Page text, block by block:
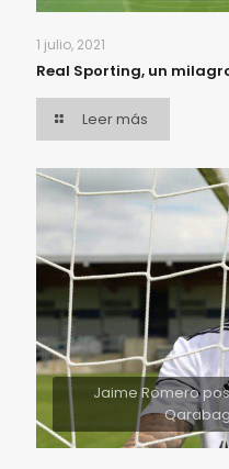
1 julio, 2021
Real Sporting, un
Leer más
Jaime Romero